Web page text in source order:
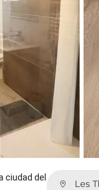
Les
ciudad del